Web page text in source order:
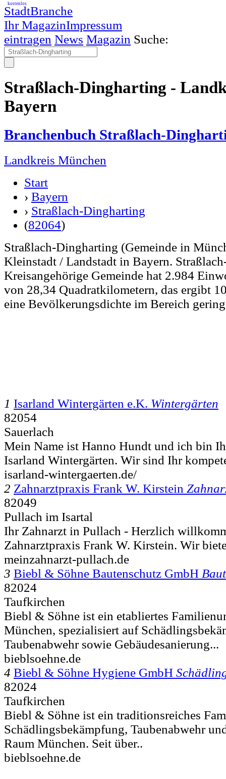
StadtBranche
Ihr MagazinImpressum
kostenlos
eintragen News Magazin Suche:
Straßlach-Dingharting -
Bayern
Branchenbuch Straßlach-
Landkreis München
Start
› Bayern
› Straßlach-Dingharting
(82064)
Straßlach-Dingharting (Gemeinde in
Kleinstadt / Landstadt in Bayern.
Kreisangehörige Gemeinde hat 2.984
von 28,34 Quadratkilometern, das ergibt
eine Bevölkerungsdichte im Bereich
1 Isarland Wintergärten e.K. Wintergärten
82054
Sauerlach
Mein Name ist Hanno Hundt und ich bin
Isarland Wintergärten. Wir sind Ihr
isarland-wintergaerten.de/
2 Zahnarztpraxis Frank W. Kirstein
82049
Pullach im Isartal
Ihr Zahnarzt in Pullach - Herzlich
Zahnarztpraxis Frank W. Kirstein. Wir
meinzahnarzt-pullach.de
3 Biebl & Söhne Bautenschutz GmbH
82024
Taufkirchen
Biebl & Söhne ist ein etabliertes
München, spezialisiert auf
Taubenabwehr sowie Gebäudesanierung...
bieblsoehne.de
4 Biebl & Söhne Hygiene GmbH
82024
Taufkirchen
Biebl & Söhne ist ein traditionsreiches
Schädlingsbekämpfung, Taubenabwehr
Raum München. Seit über..
bieblsoehne.de